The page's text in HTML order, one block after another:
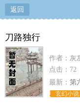
返回
刀路独行
作者：灰
点击：72
最新： 第
玄幻小说